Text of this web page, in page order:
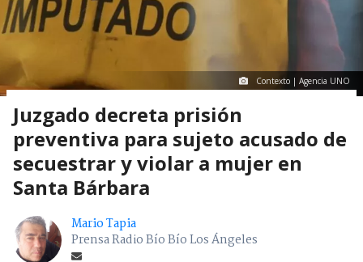
Contexto | Agencia UNO
Juzgado decreta prisión
preventiva para sujeto acusado de
secuestrar y violar a mujer en
Santa Bárbara
Mario Tapia
Prensa Radio Bío Bío Los Ángeles